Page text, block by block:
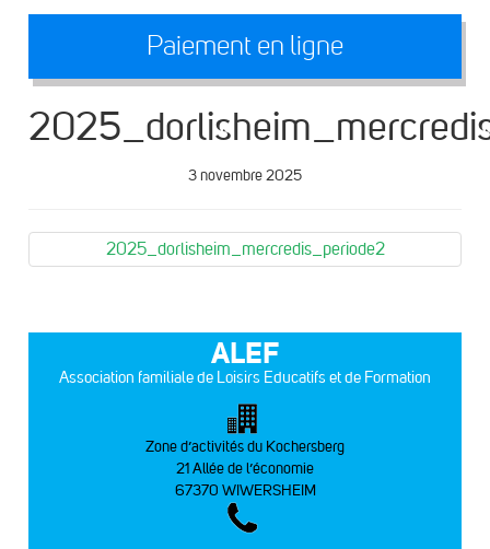
Paiement en ligne
3 novembre 2025
2025_dorlisheim_mercredis_periode2
ALEF
Association familiale de Loisirs Educatifs et de Formation
Zone d’activités du Kochersberg
21 Allée de l’économie
67370 WIWERSHEIM